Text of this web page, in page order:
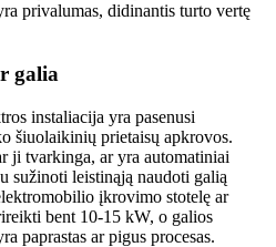
privalumas, didinantis turto vertę
galia
instaliacija yra pasenusi
šiuolaikinių prietaisų apkrovos.
ji tvarkinga, ar yra automatiniai
sužinoti leistinąją naudoti galią
įkrovimo stotelę ar
bent 10-15 kW, o galios
paprastas ar pigus procesas.